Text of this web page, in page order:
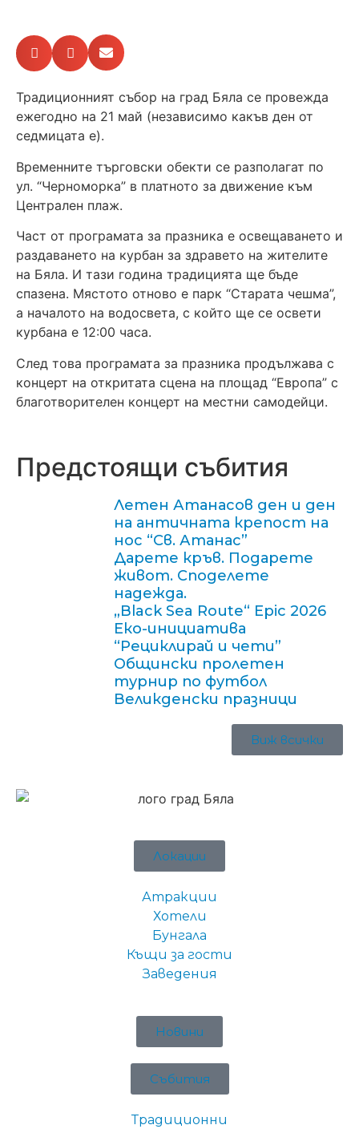
Традиционният събор на град Бяла се провежда
ежегодно на 21 май (независимо какъв ден от
седмицата е).
Временните търговски обекти се разполагат по
ул. “Черноморка” в платното за движение към
Централен плаж.
Част от програмата за празника е освещаването и
раздаването на курбан за здравето на жителите
на Бяла. И тази година традицията ще бъде
спазена. Мястото отново е парк “Старата чешма”,
а началото на водосвета, с който ще се освети
курбана е 12:00 часа.
След това програмата за празника продължава с
концерт на откритата сцена на площад “Европа” с
благотворителен концерт на местни самодейци.
Предстоящи събития
Летен Атанасов ден и ден
на античната крепост на
нос “Св. Атанас”
Дарете кръв. Подарете
живот. Споделете
надежда.
„Black Sea Route“ Epic 2026
Еко-инициатива
“Рециклирай и чети”
Общински пролетен
турнир по футбол
Великденски празници
Виж всички
Локации
Атракции
Хотели
Бунгала
Къщи за гости
Заведения
Новини
Събития
Традиционни